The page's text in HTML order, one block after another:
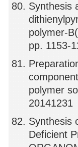
Synthesis
polymer-
pp. 1153-
polymer
20141231
Synthesis
Deficient